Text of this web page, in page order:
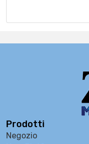
Prodotti
Negozio